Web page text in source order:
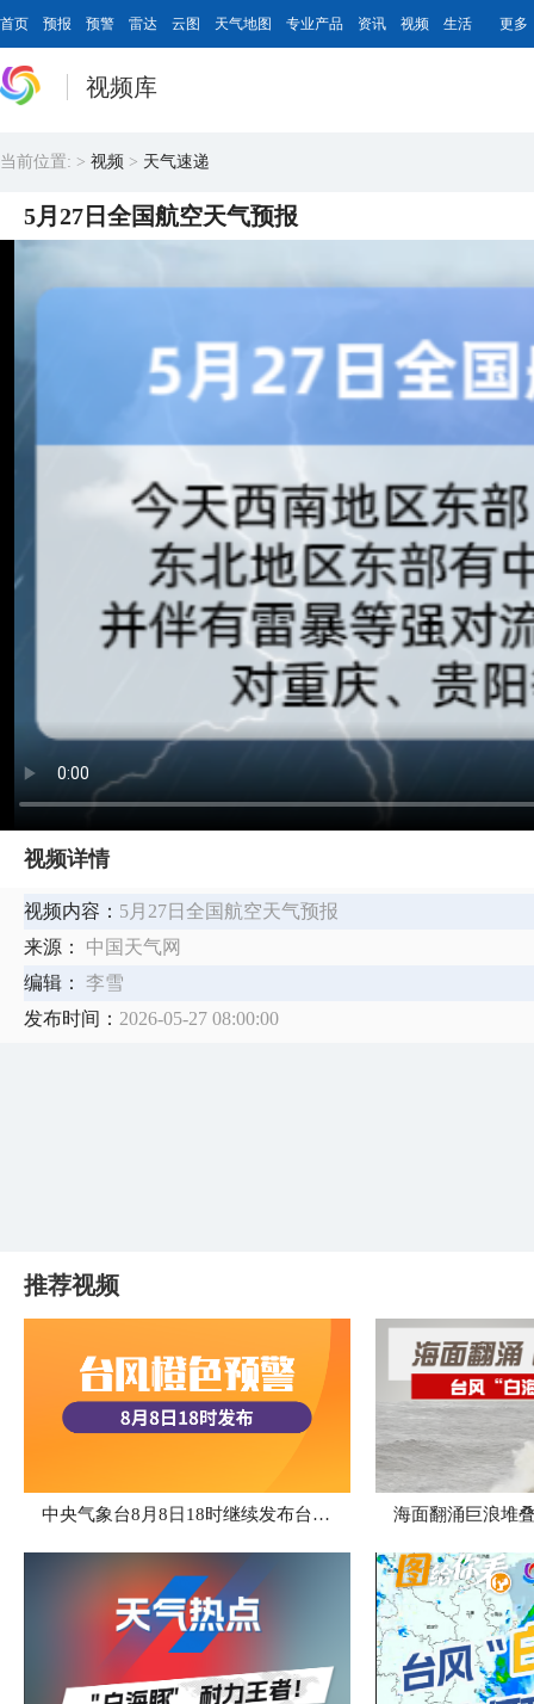
首页 预报 预警 雷达 云图 天气地图 专业产品 资讯 视频 生活 更多
视频库
当前位置: > 视频 > 天气速递
5月27日全国航空天气预报
视频详情
视频内容： 5月27日全国航空天气预报
来源：
中国天气网
编辑：
李雪
发布时间： 2026-05-27 08:00:00
推荐视频
中央气象台8月8日18时继续发布台风橙色预警 海面翻涌巨浪堆